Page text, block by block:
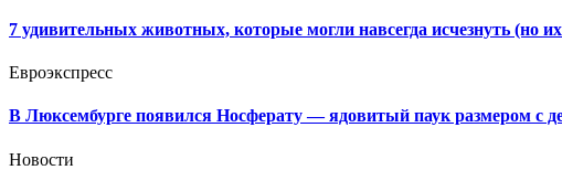
7 удивительных животных, которые могли навсегда исчезнуть (но
Евроэкспресс
В Люксембурге появился Носферату — ядовитый паук размером с
Новости